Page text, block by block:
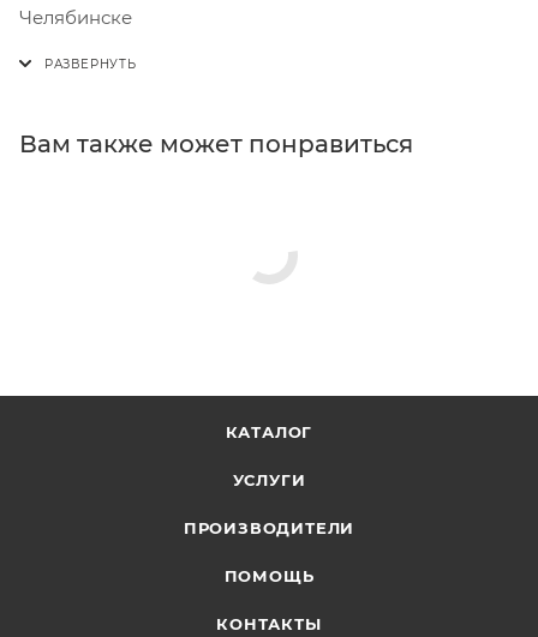
Челябинске
Вам также может понравиться
КАТАЛОГ
УСЛУГИ
ПРОИЗВОДИТЕЛИ
ПОМОЩЬ
КОНТАКТЫ